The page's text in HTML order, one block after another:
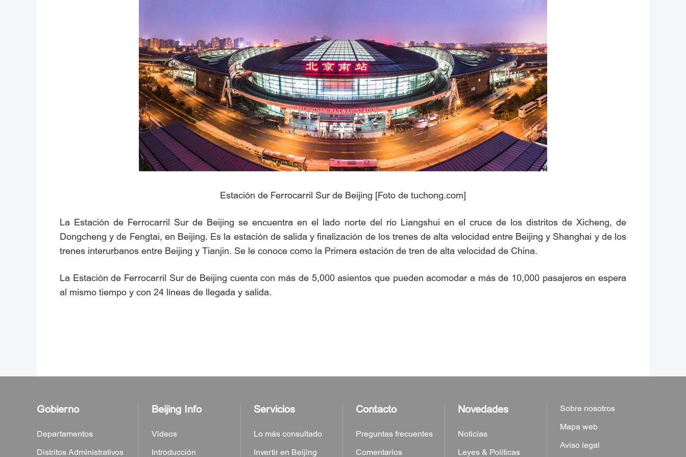
Estación de Ferrocarril Sur de Beijing [Foto de tuchong.com]
La Estación de Ferrocarril Sur de Beijing se encuentra en el lado norte del río Liangshui en el cruce de los distritos de Xicheng, de
Dongcheng y de Fengtai, en Beijing. Es la estación de salida y finalización de los trenes de alta velocidad entre Beijing y Shanghai y de los
trenes interurbanos entre Beijing y Tianjin. Se le conoce como la Primera estación de tren de alta velocidad de China.
La Estación de Ferrocarril Sur de Beijing cuenta con más de 5,000 asientos que pueden acomodar a más de 10,000 pasajeros en espera
al mismo tiempo y con 24 líneas de llegada y salida.
Gobierno
Departamentos
Distritos Administrativos
Beijing Info
Vídeos
Introducción
Servicios
Lo más consultado
Invertir en Beijing
Contacto
Preguntas frecuentes
Comentarios
Novedades
Noticias
Leyes & Políticas
Sobre nosotros
Mapa web
Aviso legal